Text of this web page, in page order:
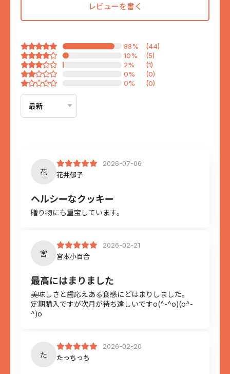
0% (0)
0% (0)
2% (1)
10% (5)
88% (44)
レビューを書く
メールアドレス ※必須
コメント
花
2026-07-06
花井郁子
ヘルシーなクッキー
贈り物にも重宝しています。
宮
2026-02-21
宮本小百合
最高にはまりました
美味しさと歯応えある食感にどはまりしました。
定期購入ですが次月が待ち遠しいですo(^-^o)(o^-
^)o
た
2026-02-20
たっちっち